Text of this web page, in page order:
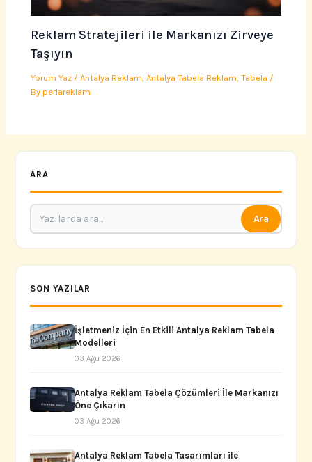
Reklam Stratejileri ile Markanızı Zirveye
Taşıyın
Yorum Yaz /Antalya Reklam,Antalya Tabela Reklam,Tabela /
Byperlareklam
ARA
Ara
SON YAZILAR
İşletmeniz İçin En Etkili Antalya Reklam Tabela
Modelleri
03 Ağu 2026
Antalya Reklam Tabela Çözümleri İle Markanızı
Öne Çıkarın
03 Ağu 2026
Antalya Reklam Tabela Tasarımları ile